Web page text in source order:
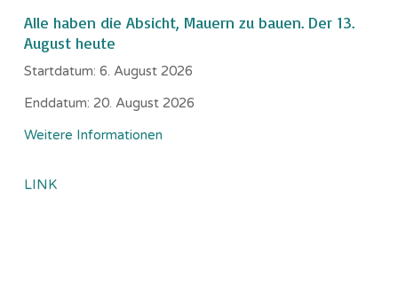
Alle haben die Absicht, Mauern zu bauen. Der 13.
August heute
Startdatum: 6. August 2026
Enddatum: 20. August 2026
Weitere Informationen
LINK